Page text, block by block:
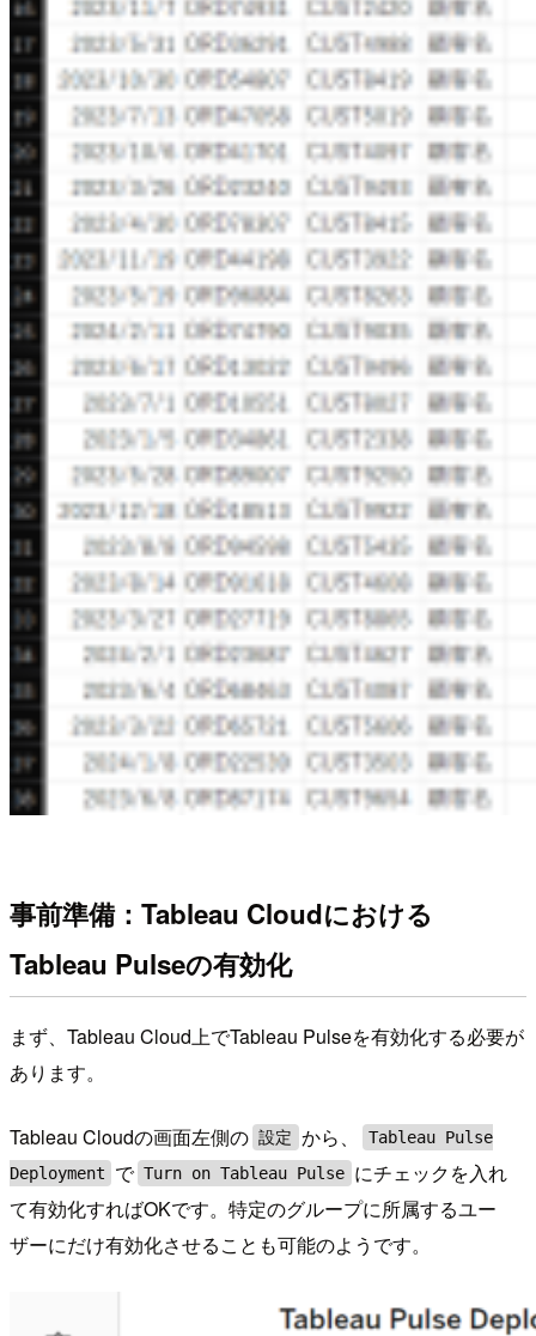
事前準備：Tableau Cloudにおける
Tableau Pulseの有効化
まず、Tableau Cloud上でTableau Pulseを有効化する必要が
あります。
Tableau Cloudの画面左側の 設定 から、
Tableau Pulse
Deployment
で Turn on Tableau Pulse にチェックを入れ
て有効化すればOKです。特定のグループに所属するユー
ザーにだけ有効化させることも可能のようです。